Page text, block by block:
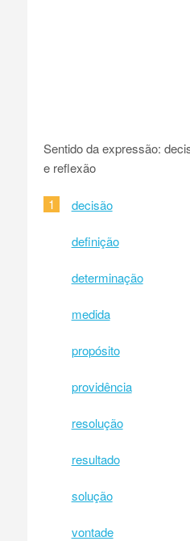
Sentido da expressão:
e reflexão
1 decisão
definição
determinação
medida
propósito
providência
resolução
resultado
solução
vontade